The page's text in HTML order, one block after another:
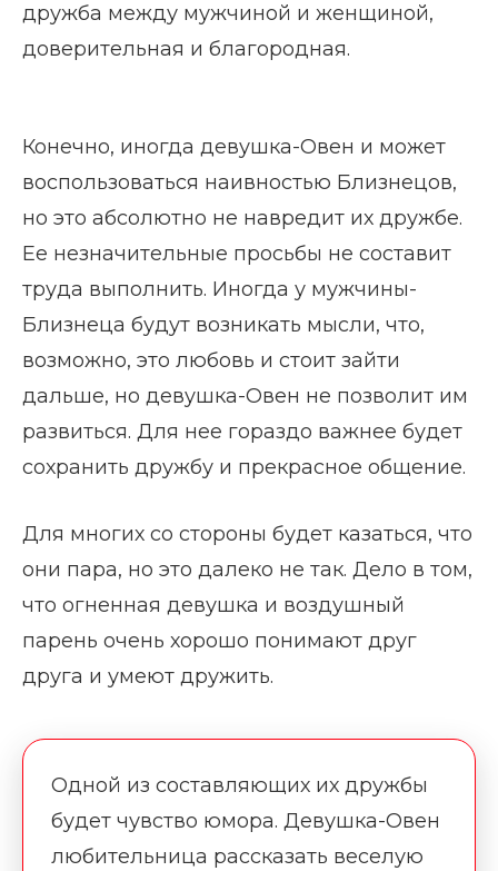
дружба между мужчиной и женщиной,
доверительная и благородная.
Конечно, иногда девушка-Овен и может
воспользоваться наивностью Близнецов,
но это абсолютно не навредит их дружбе.
Ее незначительные просьбы не составит
труда выполнить. Иногда у мужчины-
Близнеца будут возникать мысли, что,
возможно, это любовь и стоит зайти
дальше, но девушка-Овен не позволит им
развиться. Для нее гораздо важнее будет
сохранить дружбу и прекрасное общение.
Для многих со стороны будет казаться, что
они пара, но это далеко не так. Дело в том,
что огненная девушка и воздушный
парень очень хорошо понимают друг
друга и умеют дружить.
Одной из составляющих их дружбы
будет чувство юмора. Девушка-Овен
любительница рассказать веселую